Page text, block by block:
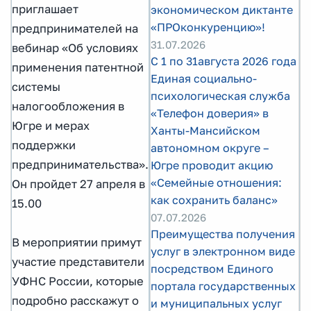
приглашает
предпринимателей на
вебинар «Об условиях
применения патентной
системы
налогообложения в
Югре и мерах
поддержки
предпринимательства».
Он пройдет 27 апреля в
15.00
В мероприятии примут
участие представители
УФНС России, которые
подробно расскажут о
экономическом диктанте
«ПРОконкуренцию»!
31.07.2026
С 1 по 31августа 2026 года
Единая социально-
психологическая служба
«Телефон доверия» в
Ханты-Мансийском
автономном округе –
Югре проводит акцию
«Семейные отношения:
как сохранить баланс»
07.07.2026
Преимущества получения
услуг в электронном виде
посредством Единого
портала государственных
и муниципальных услуг